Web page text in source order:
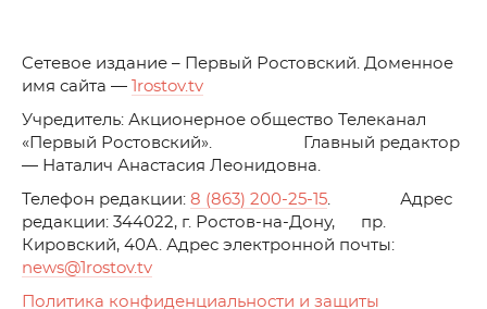
Cетевое издание – Первый Ростовский. Доменное
имя сайта —
1rostov.tv
Учредитель: Акционерное общество Телеканал
«Первый Ростовский». Главный редактор
— Наталич Анастасия Леонидовна.
Телефон редакции: 8 (863) 200-25-15. Адрес
редакции: 344022, г. Ростов-на-Дону, пр.
Кировский, 40А. Адрес электронной почты:
news@1rostov.tv
Политика конфиденциальности и защиты